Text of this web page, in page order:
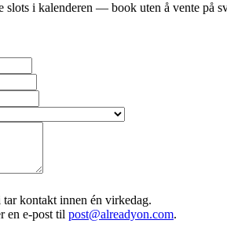
slots i kalenderen — book uten å vente på
kontakt innen én virkedag.
en e-post til post@alreadyon.com.